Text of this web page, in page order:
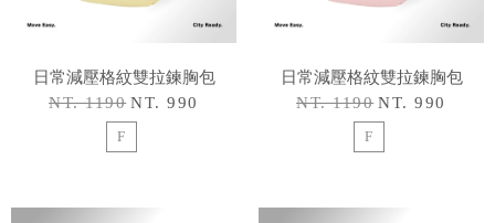
日常減壓格紋雙拉鍊胸包
NT. 1190 NT. 990
F
日常減壓格紋雙拉鍊胸包
NT. 1190 NT. 990
F